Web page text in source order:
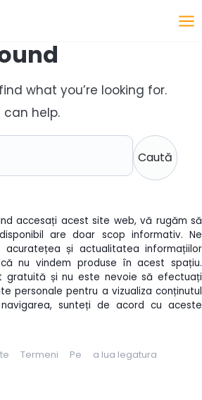
what you’re looking for.
can help.
accesați acest site web, vă rugăm să
are doar scop informativ. Ne
acuratețea și actualitatea informațiilor
nu vindem produse în acest spațiu.
gratuită și nu este nevoie să efectuați
personale pentru a vizualiza conținutul
navigarea, sunteți de acord cu aceste
Termeni Pe a lua legatura